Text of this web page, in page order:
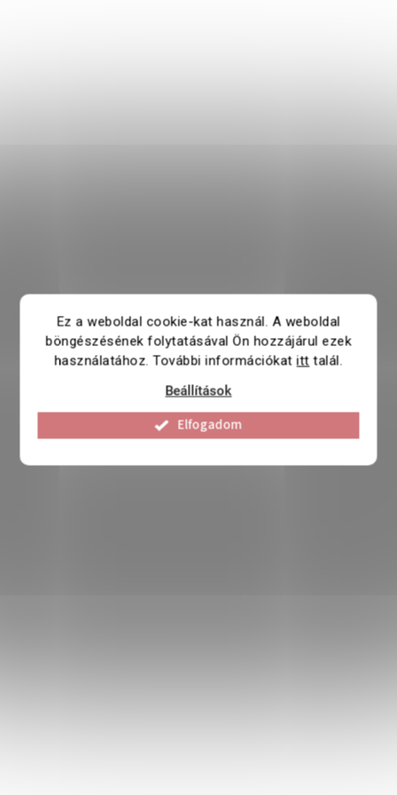
Ez a weboldal cookie-kat használ. A weboldal
böngészésének folytatásával Ön hozzájárul ezek
használatához. További információkatitt talál.
Beállítások
Elfogadom